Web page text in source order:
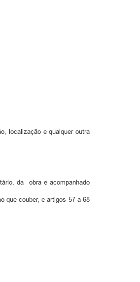
localização e qualquer outra
da obra e acompanhado
que couber, e artigos 57 a 68